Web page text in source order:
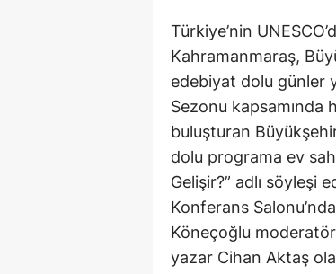
Türkiye’nin
Kahramanmaraş,
edebiyat dolu günler
Sezonu kapsamında
buluşturan
dolu programa ev
Gelişir?” adlı söyleşi
Konferans
Köneçoğlu
yazar Cihan Aktaş